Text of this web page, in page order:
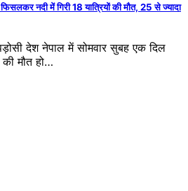
नदी में गिरी 18 यात्रियों की मौत, 25 से ज्यादा
देश नेपाल में सोमवार सुबह एक दिल
मौत हो…